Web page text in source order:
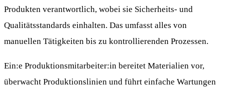
Produkten verantwortlich, wobei sie Sicherheits- und
Qualitätsstandards einhalten. Das umfasst alles von
manuellen Tätigkeiten bis zu kontrollierenden Prozessen.
Ein:e Produktionsmitarbeiter:in bereitet Materialien vor,
überwacht Produktionslinien und führt einfache Wartungen